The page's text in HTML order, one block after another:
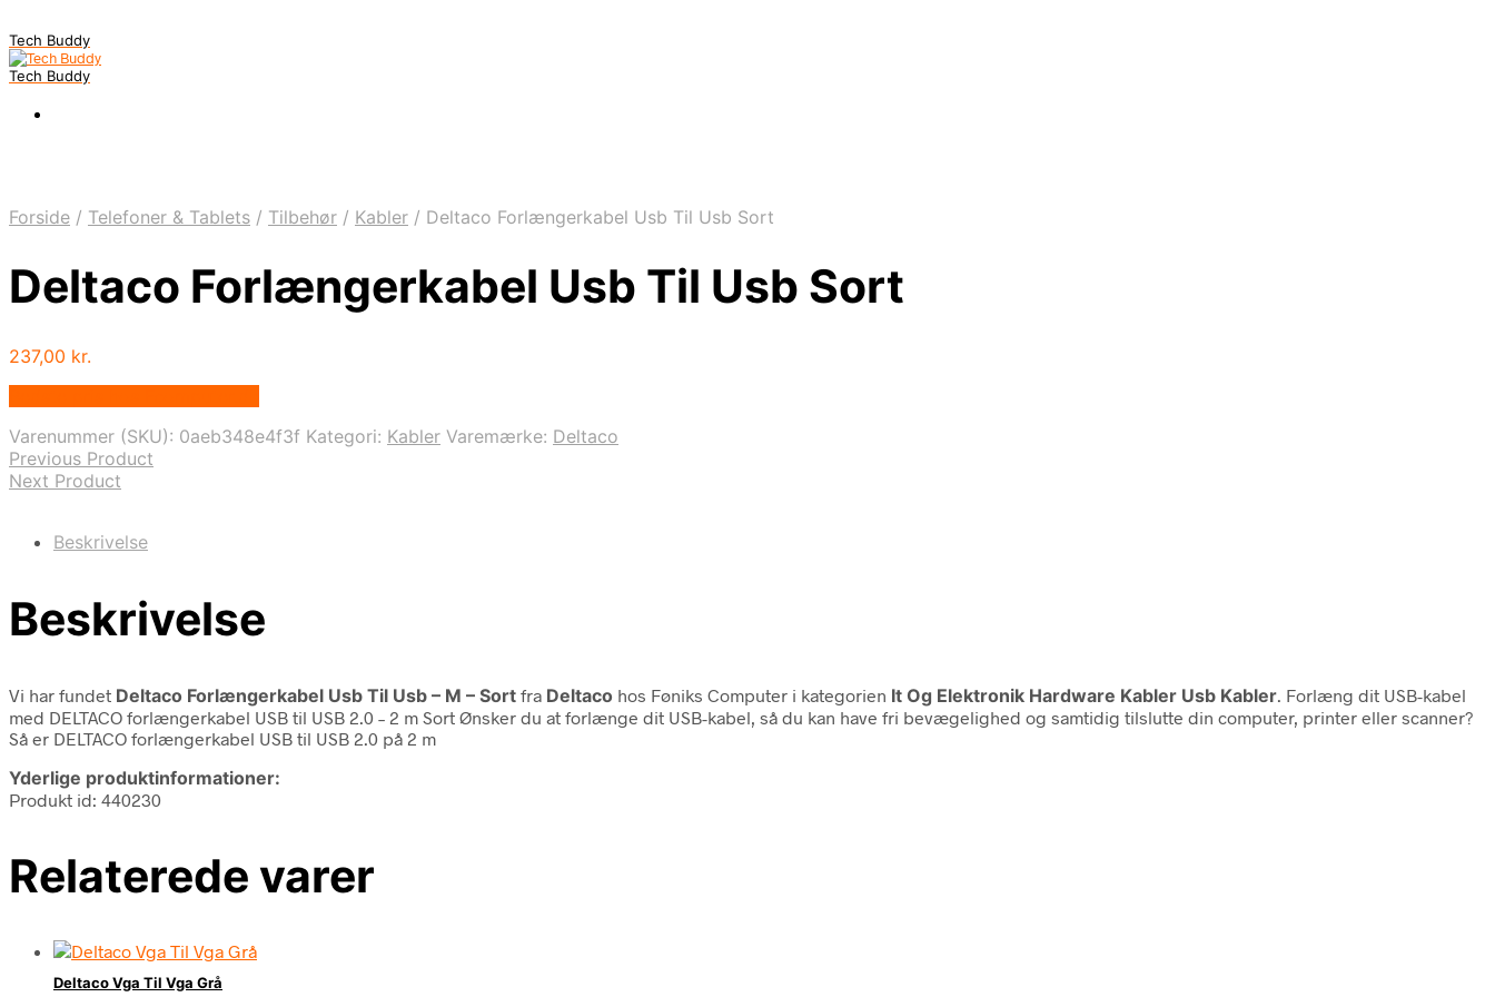
Tech Buddy
Tech Buddy
Forside / Telefoner & Tablets / Tilbehør / Kabler / Deltaco Forlængerkabel Usb Til Usb Sort
Deltaco Forlængerkabel Usb Til Usb Sort
237,00 kr.
Varenummer (SKU): 0aeb348e4f3f Kategori: Kabler Varemærke: Deltaco
Previous Product
Next Product
Beskrivelse
Beskrivelse
Vi har fundet Deltaco Forlængerkabel Usb Til Usb – M – Sort fra Deltaco hos Føniks Computer i kategorien It Og Elektronik Hardware Kabler Usb Kabler . Forlæng dit USB-kabel
med DELTACO forlængerkabel USB til USB 2.0 – 2 m Sort Ønsker du at forlænge dit USB-kabel, så du kan have fri bevægelighed og samtidig tilslutte din computer, printer eller scanner?
Så er DELTACO forlængerkabel USB til USB 2.0 på 2 m
Yderlige produktinformationer:
Produkt id: 440230
Relaterede varer
Deltaco Vga Til Vga Grå